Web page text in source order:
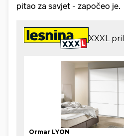
pitao za savjet - započeo je.